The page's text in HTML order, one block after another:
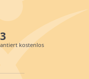
kostenlos